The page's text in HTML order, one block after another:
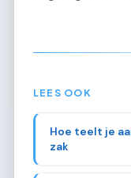
LEES OOK
Hoe teelt je
zak